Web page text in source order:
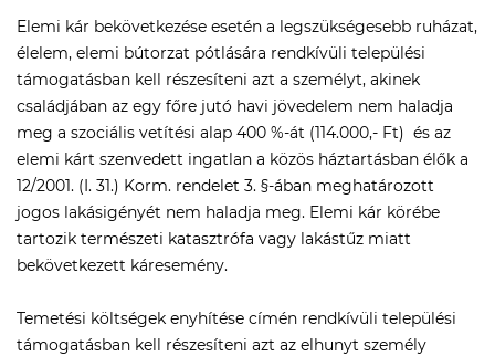
Elemi kár bekövetkezése esetén a legszükségesebb ruházat,
élelem, elemi bútorzat pótlására rendkívüli települési
támogatásban kell részesíteni azt a személyt, akinek
családjában az egy főre jutó havi jövedelem nem haladja
meg a szociális vetítési alap 400 %-át (114.000,- Ft) és az
elemi kárt szenvedett ingatlan a közös háztartásban élők a
12/2001. (I. 31.) Korm. rendelet 3. §-ában meghatározott
jogos lakásigényét nem haladja meg. Elemi kár körébe
tartozik természeti katasztrófa vagy lakástűz miatt
bekövetkezett káresemény.
Temetési költségek enyhítése címén rendkívüli települési
támogatásban kell részesíteni azt az elhunyt személy